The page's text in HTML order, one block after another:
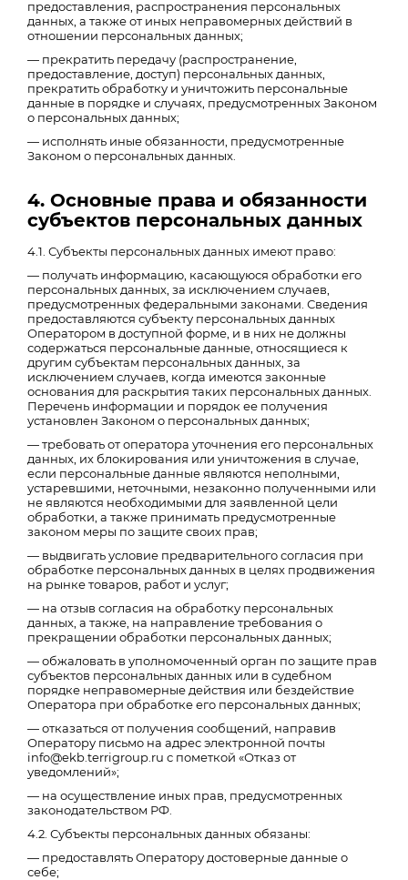
предоставления, распространения персональных
данных, а также от иных неправомерных действий в
отношении персональных данных;
— прекратить передачу (распространение,
предоставление, доступ) персональных данных,
прекратить обработку и уничтожить персональные
данные в порядке и случаях, предусмотренных Законом
о персональных данных;
— исполнять иные обязанности, предусмотренные
Законом о персональных данных.
4. Основные права и обязанности
субъектов персональных данных
4.1. Субъекты персональных данных имеют право:
— получать информацию, касающуюся обработки его
персональных данных, за исключением случаев,
предусмотренных федеральными законами. Сведения
предоставляются субъекту персональных данных
Оператором в доступной форме, и в них не должны
содержаться персональные данные, относящиеся к
другим субъектам персональных данных, за
исключением случаев, когда имеются законные
основания для раскрытия таких персональных данных.
Перечень информации и порядок ее получения
установлен Законом о персональных данных;
— требовать от оператора уточнения его персональных
данных, их блокирования или уничтожения в случае,
если персональные данные являются неполными,
устаревшими, неточными, незаконно полученными или
не являются необходимыми для заявленной цели
обработки, а также принимать предусмотренные
законом меры по защите своих прав;
— выдвигать условие предварительного согласия при
обработке персональных данных в целях продвижения
на рынке товаров, работ и услуг;
— на отзыв согласия на обработку персональных
данных, а также, на направление требования о
прекращении обработки персональных данных;
— обжаловать в уполномоченный орган по защите прав
субъектов персональных данных или в судебном
порядке неправомерные действия или бездействие
Оператора при обработке его персональных данных;
— отказаться от получения сообщений, направив
Оператору письмо на адрес электронной почты
info@ekb.terrigroup.ru с пометкой «Отказ от
уведомлений»;
— на осуществление иных прав, предусмотренных
законодательством РФ.
4.2. Субъекты персональных данных обязаны:
— предоставлять Оператору достоверные данные о
себе;